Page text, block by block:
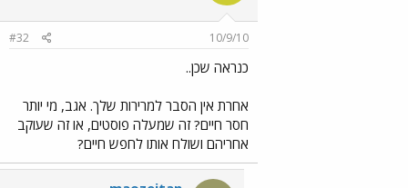
10/9/10
#32
כנראה שכן..
אחרת אין הסבר למרירות שלך. אגב, מי יותר
חסר חיים? זה שמעלה פוסטים, או זה שעוקב
אחריהם ושולח אותו לחפש חיים?